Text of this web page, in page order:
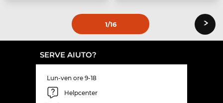
1/16 ›
SERVE AIUTO?
Lun-ven ore 9-18
Helpcenter